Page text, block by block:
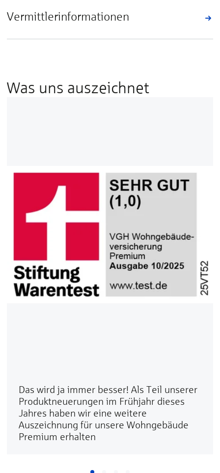
Vermittlerinformationen
Was uns auszeichnet
Das wird ja immer besser! Als Teil unserer
Produktneuerungen im Frühjahr dieses
Jahres haben wir eine weitere
Auszeichnung für unsere Wohngebäude
Premium erhalten